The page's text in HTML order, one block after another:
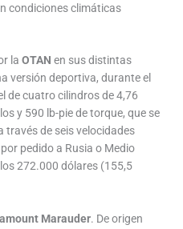
condiciones climáticas
la OTAN en sus distintas
versión deportiva, durante el
de cuatro cilindros de 4,76
y 590 lb-pie de torque, que se
de seis velocidades
pedido a Rusia o Medio
272.000 dólares (155,5
Marauder. De origen